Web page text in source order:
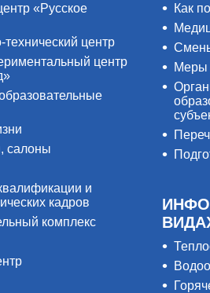
«Русское
центр
центр
салоны
и
кадров
комплекс
Как
Меры